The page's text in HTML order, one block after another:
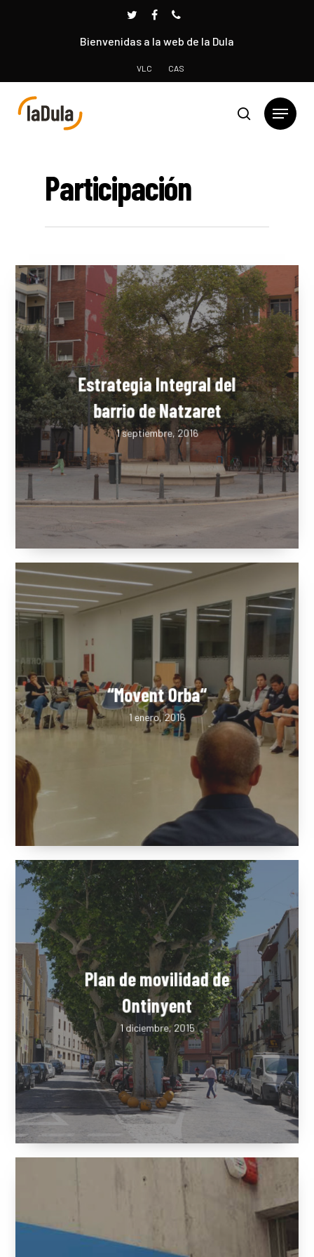
Bienvenidas a la web de la Dula
VLC CAS
Participación
Estrategia Integral del
barrio de Natzaret
1 septiembre, 2016
“Movent Orba“
1 enero, 2016
Plan de movilidad de
Ontinyent
1 diciembre, 2015
LA DULA
EQUIPO